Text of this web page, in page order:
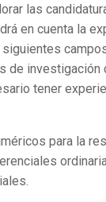
las
en cuenta la
de investigación
tener
para la